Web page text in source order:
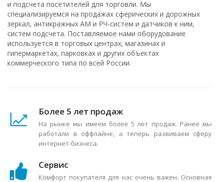
и подсчета посетителей для торговли. Мы
специализируемся на продажах сферических и дорожных
зеркал, антикражных АМ и РЧ-систем и датчиков к ним,
систем подсчета. Поставляемое нами оборудование
используется в торговых центрах, магазинах и
гипермаркетах, парковках и других объектах
коммерческого типа по всей России.
Более 5 лет продаж
На рынке мы имеем более 5 лет продаж. Ранее мы
работали в оффлайне, а теперь развиваем сферу
интернет-бизнеса.
Сервис
Комфорт покупателя для нас очень важен. Основная